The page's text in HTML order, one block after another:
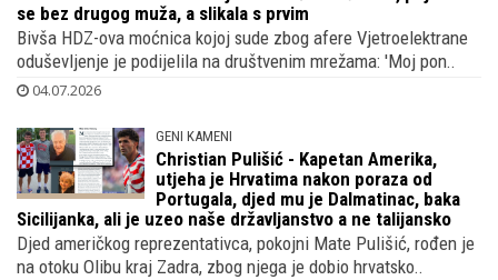
se bez drugog muža, a slikala s prvim
Bivša HDZ-ova moćnica kojoj sude zbog afere Vjetroelektrane
oduševljenje je podijelila na društvenim mrežama: 'Moj pon..
04.07.2026
GENI KAMENI
Christian Pulišić - Kapetan Amerika,
utjeha je Hrvatima nakon poraza od
Portugala, djed mu je Dalmatinac, baka
Sicilijanka, ali je uzeo naše državljanstvo a ne talijansko
Djed američkog reprezentativca, pokojni Mate Pulišić, rođen je
na otoku Olibu kraj Zadra, zbog njega je dobio hrvatsko..